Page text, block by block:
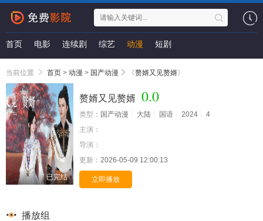
首页 电影 连续剧 综艺 动漫 短剧
当前位置 首页 > 动漫 > 国产动漫 《赘婿又见赘婿》
已完结
赘婿又见赘婿 0.0
类型： 国产动漫 大陆 国语 2024
4
主演：
导演：
更新： 2026-05-09 12:00:13
立即播放
播放组